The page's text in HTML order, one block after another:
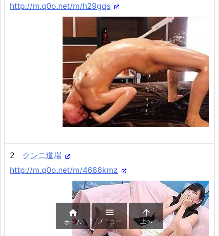
http://m.q0o.net/m/h29gqs
2 クンニ道場
http://m.q0o.net/m/4686kmz

ホーム

メニュー

上へ